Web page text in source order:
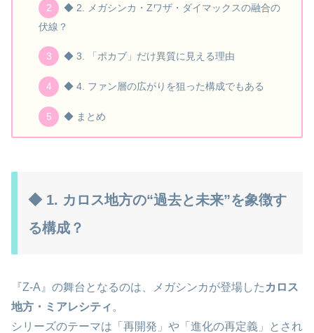
◆ 2. メガシンカ・Zワザ・ダイマックスの融合の
伏線？
◆ 3. 「ポカブ」だけ異質に見える理由
◆ 4. ファン層の広がりを狙った構成でもある
◆ まとめ
◆ 1. カロス地方の“過去と未来”を象徴す
る構成？
『Z-A』の舞台となるのは、メガシンカが登場した カロス
地方・ミアレシティ 。
シリーズのテーマは「再開発」や「進化の再定義」とされ